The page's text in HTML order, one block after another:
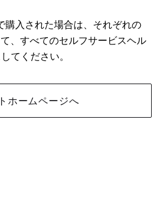
購入された場合は、それぞれの
、すべてのセルフサービスヘル
てください。
ホームページへ